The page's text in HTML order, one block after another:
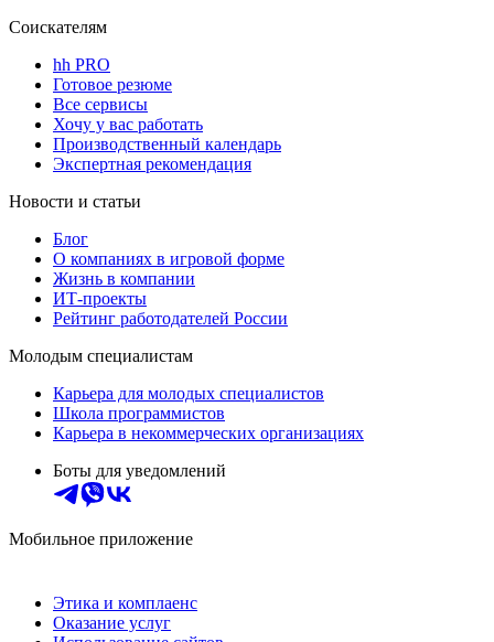
Соискателям
hh PRO
Готовое резюме
Все сервисы
Хочу у вас работать
Производственный календарь
Экспертная рекомендация
Новости и статьи
Блог
О компаниях в игровой форме
Жизнь в компании
ИТ-проекты
Рейтинг работодателей России
Молодым специалистам
Карьера для молодых специалистов
Школа программистов
Карьера в некоммерческих организациях
Боты для уведомлений
Мобильное приложение
Этика и комплаенс
Оказание услуг